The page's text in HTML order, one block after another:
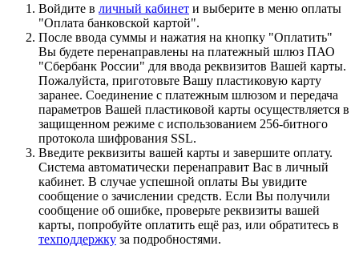
Войдите в личный кабинет и выберите в меню оплаты
"Оплата банковской картой".
После ввода суммы и нажатия на кнопку "Оплатить"
Вы будете перенаправлены на платежный шлюз ПАО
"Сбербанк России" для ввода реквизитов Вашей карты.
Пожалуйста, приготовьте Вашу пластиковую карту
заранее. Соединение с платежным шлюзом и передача
параметров Вашей пластиковой карты осуществляется в
защищенном режиме с использованием 256-битного
протокола шифрования SSL.
Введите реквизиты вашей карты и завершите оплату.
Система автоматически перенаправит Вас в личный
кабинет. В случае успешной оплаты Вы увидите
сообщение о зачислении средств. Если Вы получили
сообщение об ошибке, проверьте реквизиты вашей
карты, попробуйте оплатить ещё раз, или обратитесь в
техподдержку за подробностями.